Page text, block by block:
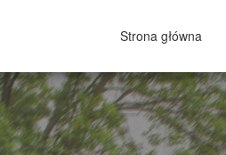
Strona główna